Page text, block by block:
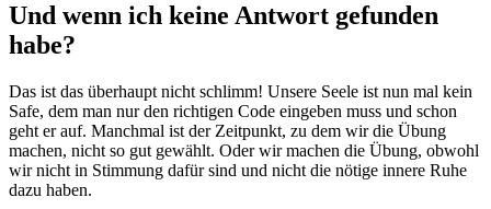
Und wenn ich keine Antwort gefunden
habe?
Das ist das überhaupt nicht schlimm! Unsere Seele ist nun mal kein
Safe, dem man nur den richtigen Code eingeben muss und schon
geht er auf. Manchmal ist der Zeitpunkt, zu dem wir die Übung
machen, nicht so gut gewählt. Oder wir machen die Übung, obwohl
wir nicht in Stimmung dafür sind und nicht die nötige innere Ruhe
dazu haben.